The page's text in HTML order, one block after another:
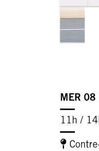
MER 08
11h /